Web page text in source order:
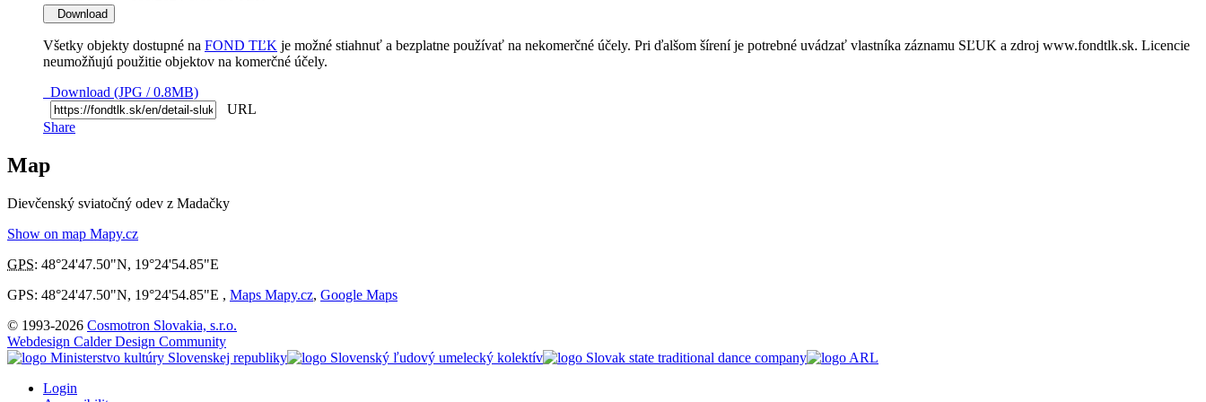
Download
Všetky objekty dostupné na FOND TĽK je možné stiahnuť a bezplatne používať na nekomerčné účely. Pri ďalšom šírení je potrebné uvádzať vlastníka záznamu SĽUK a zdroj www.fondtlk.sk. Licencie
neumožňujú použitie objektov na komerčné účely.
Download (JPG / 0.8MB)
URL
Share
Map
Dievčenský sviatočný odev z Madačky
Show on map Mapy.cz
GPS: 48°24'47.50"N, 19°24'54.85"E
GPS: 48°24'47.50"N, 19°24'54.85"E , Maps Mapy.cz, Google Maps
© 1993-2026 Cosmotron Slovakia, s.r.o.
Webdesign Calder Design Community
Login